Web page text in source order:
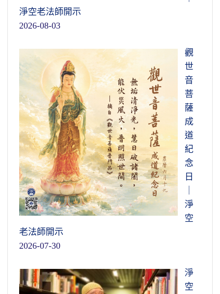
淨空老法師開示
2026-08-03
觀
世
音
菩
薩
成
道
紀
念
日
淨
空
老法師開示
2026-07-30
淨
空